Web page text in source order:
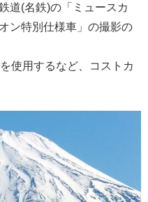
道(名鉄)の「ミュースカ
ン特別仕様車」の撮影の
使用するなど、コストカ